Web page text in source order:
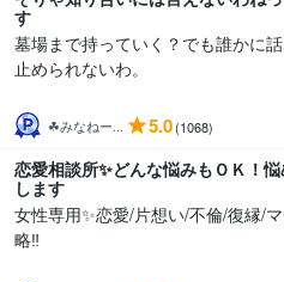
す
墓場まで持っていく？でも誰かに
止められないわ。
☘みなねー... 5.0(1068)
恋愛相談所✨どんな悩みもＯＫ！
します
女性専用✨恋愛/片想い/不倫/復縁/
略‼️